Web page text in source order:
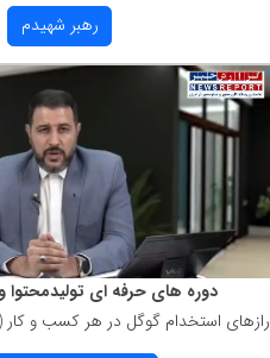
رهبر شهیدم
دوره های حرفه ای تولیدمحتوا
رازهای استخدام گوگل در هر كسب و كار